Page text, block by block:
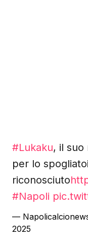
#Lukaku, il suo
per lo
riconosciuto
#Napoli
—
2025